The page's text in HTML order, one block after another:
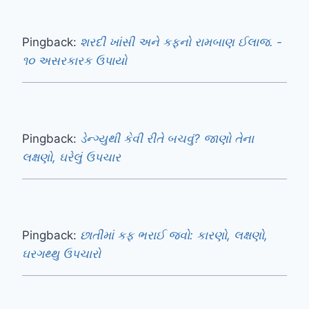
Pingback: શરદી ખાંસી અને કફનો રામબાણ ઈલાજ. -
૧૦ અસરકારક ઉપાયો
Pingback: ડેન્ગ્યુથી કેવી રીતે બચવું? જાણો તેના
લક્ષણો, ઘરેલું ઉપચાર
Pingback: છાતીમાં કફ ભરાઈ જવો: કારણો, લક્ષણો,
ઘરગથ્થુ ઉપચારો